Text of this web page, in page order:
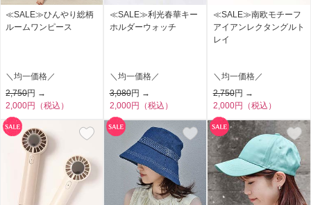
≪SALE≫ひんやり総柄
ルームワンピース
＼均一価格／
2,750円 →
2,000円（税込）
≪SALE≫利光春華キー
ホルダーウォッチ
＼均一価格／
3,080円 →
2,000円（税込）
≪SALE≫南欧モチーフ
アイアンレクタングルト
レイ
＼均一価格／
2,750円 →
2,000円（税込）